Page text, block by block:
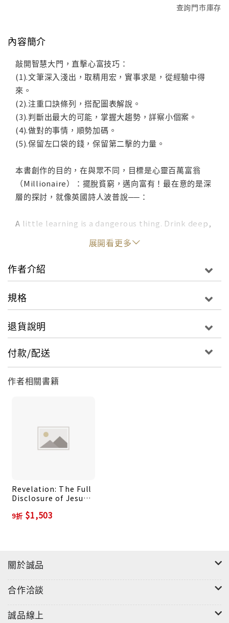
查詢門市庫存
內容簡介
敲開智慧大門，直擊心富技巧：
(1).文筆深入淺出，取精用宏，實事求是，從經驗中得
來。
(2).注重口訣條列，搭配圖表解說。
(3).判斷出最大的可能，掌握大趨勢，詳察小個案。
(4).做對的事情，順勢加碼。
(5).保留左口袋的錢，保留第二擊的力量。
本書創作的目的，在與眾不同，目標是心靈百萬富翁
（Millionaire）：擺脫貧窮，邁向富有！最在意的是深
層的探討，就像英國詩人波普說──：
A little learning is a dangerous thing. Drink deep,
or taste not the Pierian spring.
------ Alexandre Pope, 1688-1744, British poet
只懂得皮毛是一件危險的事；要深透暢飲，否則就別嚐
（經史子集出版社的工作銘）
展開看更多
作者介紹
規格
退貨說明
付款/配送
作者相關書籍
Revelation: The Full
Disclosure of Jesus
9折 $1,503
關於誠品
合作洽談
誠品線上